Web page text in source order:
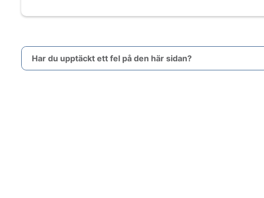
Har du upptäckt ett fel på den här sidan?